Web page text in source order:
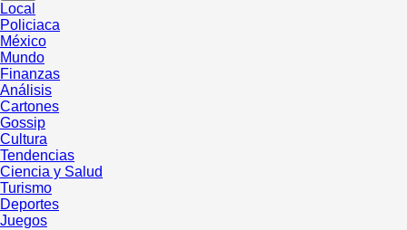
Local
Policiaca
México
Mundo
Finanzas
Análisis
Cartones
Gossip
Cultura
Tendencias
Ciencia y Salud
Turismo
Deportes
Juegos